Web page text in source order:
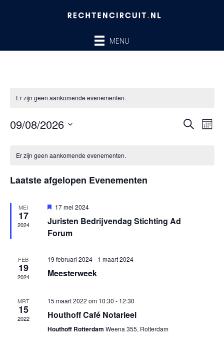
MENU
Er zijn geen aankomende evenementen.
ZOEKEN
09/08/2026
datum.
van
Er zijn geen aankomende evenementen.
Laatste afgelopen Evenementen
MEI
17
2024
Uitgelicht
17 mei 2024
Juristen Bedrijvendag Stichting Ad
Forum
FEB
19
2024
19 februari 2024- 1 maart 2024
Meesterweek
MRT
15
2022
15 maart 2022 om 10:30 - 12:30
Houthoff Café Notarieel
Houthoff Rotterdam Weena 355, Rotterdam